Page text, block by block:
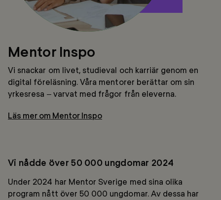
Mentor Inspo
Vi snackar om livet, studieval och karriär genom en
digital föreläsning. Våra mentorer berättar om sin
yrkesresa – varvat med frågor från eleverna.
Läs mer om Mentor Inspo
Vi nådde över 50 000 ungdomar 2024
Under 2024 har Mentor Sverige med sina olika
program nått över 50 000 ungdomar. Av dessa har